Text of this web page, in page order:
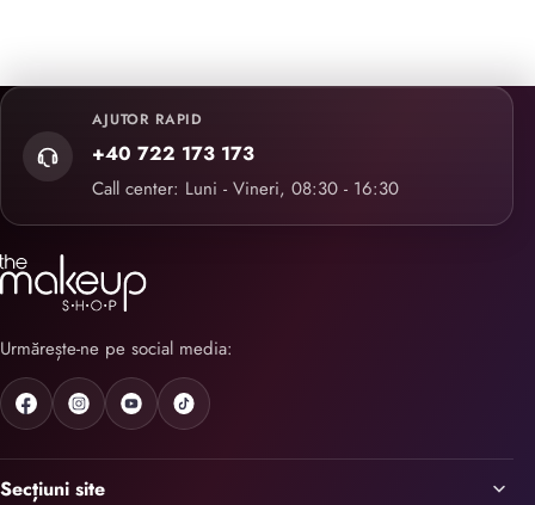
AJUTOR RAPID
+40 722 173 173
Call center: Luni - Vineri, 08:30 - 16:30
Urmărește-ne pe social media:
Secțiuni site